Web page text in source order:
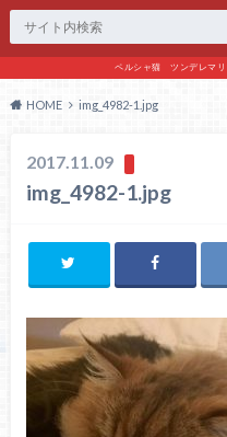
ペルシャ猫 ツンデレマリ
HOME img_4982-1.jpg
2017.11.09
img_4982-1.jpg